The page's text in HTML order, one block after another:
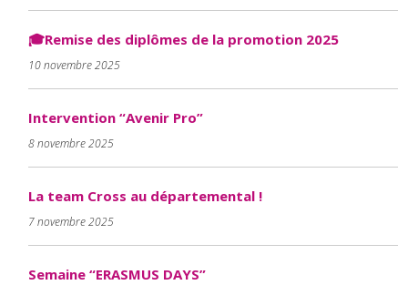
🎓Remise des diplômes de la promotion 2025
10 novembre 2025
Intervention “Avenir Pro”
8 novembre 2025
La team Cross au départemental !
7 novembre 2025
Semaine “ERASMUS DAYS”